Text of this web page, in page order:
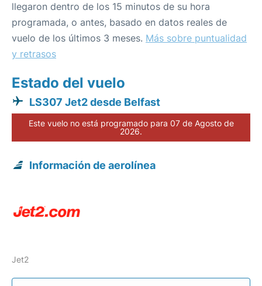
llegaron dentro de los 15 minutos de su hora
programada, o antes, basado en datos reales de
vuelo de los últimos 3 meses. Más sobre puntualidad
y retrasos
Estado del vuelo
LS307 Jet2 desde Belfast
Este vuelo no está programado para 07 de Agosto de
2026.
Información de aerolínea
Jet2